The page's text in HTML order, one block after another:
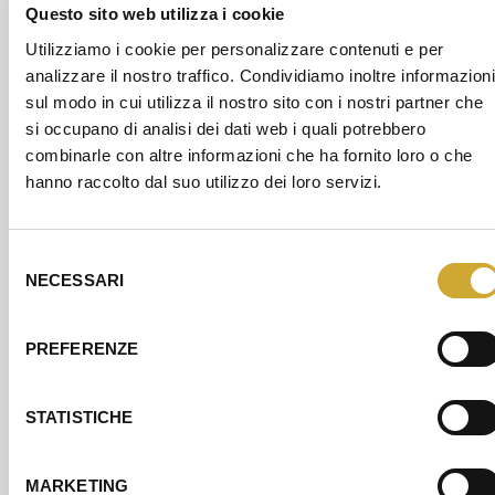
Questo sito web utilizza i cookie
Utilizziamo i cookie per personalizzare contenuti e per
analizzare il nostro traffico. Condividiamo inoltre informazioni
sul modo in cui utilizza il nostro sito con i nostri partner che
si occupano di analisi dei dati web i quali potrebbero
combinarle con altre informazioni che ha fornito loro o che
hanno raccolto dal suo utilizzo dei loro servizi.
delNECESSARI
PREFERENZE
STATISTICHE
MARKETING
Confindustria Alto Milanese - Via XX Settembre, 30 -